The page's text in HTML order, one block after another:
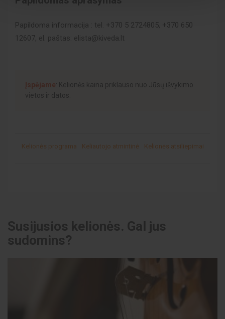
Papildoma informacija : tel. +370 5 2724805, +370 650
12607, el. paštas: elista@kiveda.lt
Įspėjame : Kelionės kaina priklauso nuo Jūsų išvykimo
vietos ir datos.
Kelionės programa Keliautojo atmintinė Kelionės atsiliepimai
Susijusios kelionės. Gal jus
sudomins?